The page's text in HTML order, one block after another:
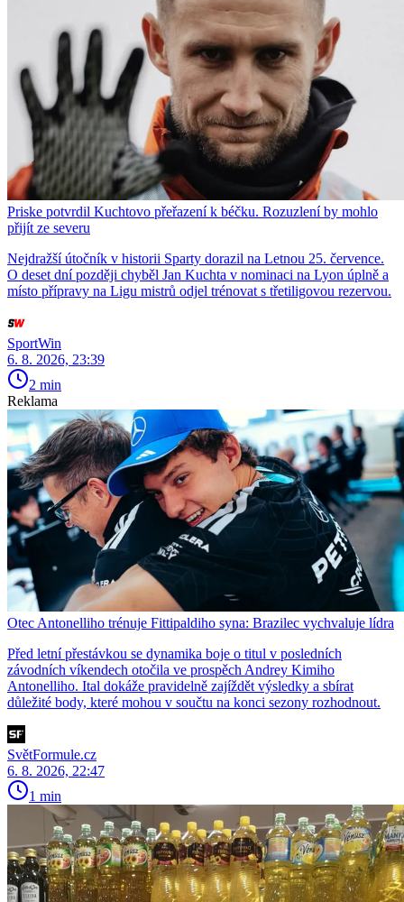
Priske potvrdil Kuchtovo přeřazení k béčku. Rozuzlení by mohlo
přijít ze severu
Nejdražší útočník v historii Sparty dorazil na Letnou 25. července.
O deset dní později chyběl Jan Kuchta v nominaci na Lyon úplně a
místo přípravy na Ligu mistrů odjel trénovat s třetiligovou rezervou.
SportWin
6. 8. 2026, 23:39
2 min
Reklama
Otec Antonelliho trénuje Fittipaldiho syna: Brazilec vychvaluje lídra
Před letní přestávkou se dynamika boje o titul v posledních
závodních víkendech otočila ve prospěch Andrey Kimiho
Antonelliho. Ital dokáže pravidelně zajíždět výsledky a sbírat
důležité body, které mohou v součtu na konci sezony rozhodnout.
SvětFormule.cz
6. 8. 2026, 22:47
1 min